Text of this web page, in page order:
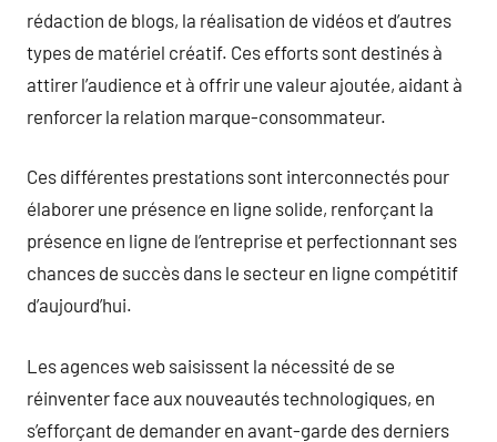
rédaction de blogs, la réalisation de vidéos et d’autres
types de matériel créatif. Ces efforts sont destinés à
attirer l’audience et à offrir une valeur ajoutée, aidant à
renforcer la relation marque-consommateur.
Ces différentes prestations sont interconnectés pour
élaborer une présence en ligne solide, renforçant la
présence en ligne de l’entreprise et perfectionnant ses
chances de succès dans le secteur en ligne compétitif
d’aujourd’hui.
Les agences web saisissent la nécessité de se
réinventer face aux nouveautés technologiques, en
s’efforçant de demander en avant-garde des derniers